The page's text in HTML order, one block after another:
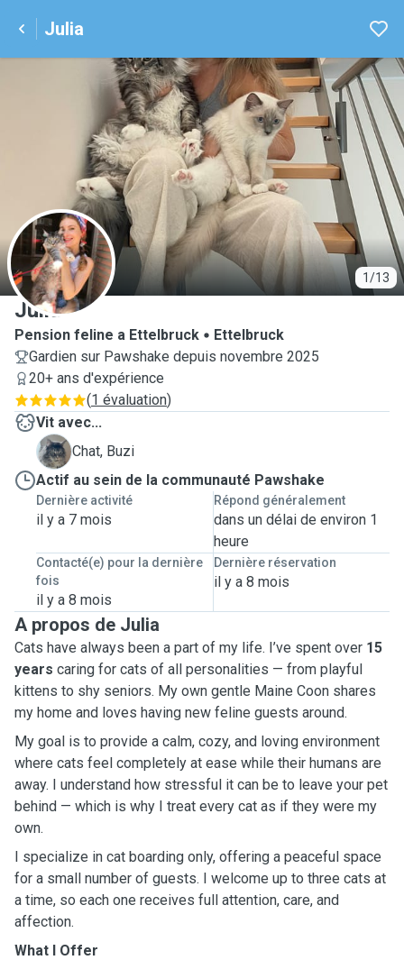
Julia
1/13
J
Julia
Pension feline a Ettelbruck
Ettelbruck
Gardien sur Pawshake depuis novembre 2025
20+ ans d'expérience
(1 évaluation)
Vit avec...
B
Chat, Buzi
Actif au sein de la communauté Pawshake
Dernière activité
il y a 7 mois
Répond généralement
dans un délai de environ 1
heure
Contacté(e) pour la dernière
fois
il y a 8 mois
Dernière réservation
il y a 8 mois
A propos de Julia
Cats have always been a part of my life. I’ve spent over 15
years caring for cats of all personalities — from playful
kittens to shy seniors. My own gentle Maine Coon shares
my home and loves having new feline guests around.
My goal is to provide a calm, cozy, and loving environment
where cats feel completely at ease while their humans are
away. I understand how stressful it can be to leave your pet
behind — which is why I treat every cat as if they were my
own.
I specialize in cat boarding only, offering a peaceful space
for a small number of guests. I welcome up to three cats at
a time, so each one receives full attention, care, and
affection.
What I Offer